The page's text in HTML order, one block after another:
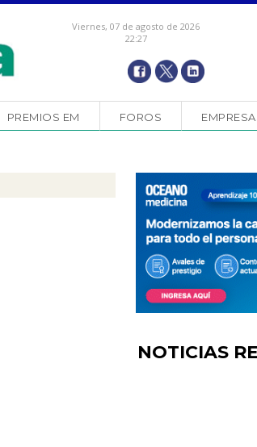
Viernes, 07 de agosto de 2026
22:27
PREMIOS EM FOROS
NOTICIAS